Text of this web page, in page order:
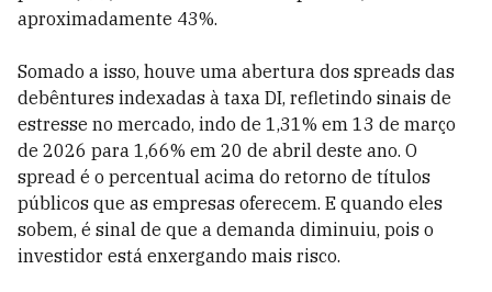
aproximadamente 43%.
Somado a isso, houve uma abertura dos spreads das
debêntures indexadas à taxa DI, refletindo sinais de
estresse no mercado​, indo de 1,31% em 13 de março
de 2026 para 1,66% em 20 de abril deste ano. O
spread é o percentual acima do retorno de títulos
públicos que as empresas oferecem. E quando eles
sobem, é sinal de que a demanda diminuiu, pois o
investidor está enxergando mais risco.